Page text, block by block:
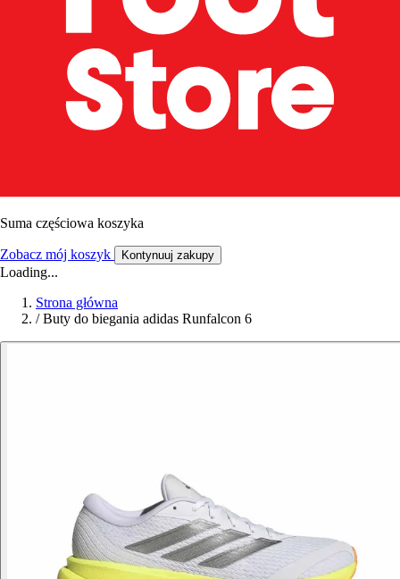
Suma częściowa koszyka
Zobacz mój koszyk Kontynuuj zakupy
Loading...
Strona główna
/ Buty do biegania adidas Runfalcon 6